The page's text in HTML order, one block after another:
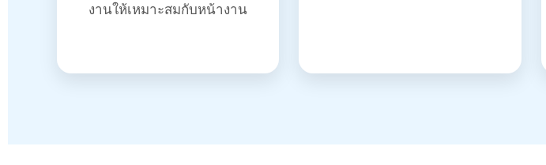
งานให้เหมาะสมกับหน้างาน